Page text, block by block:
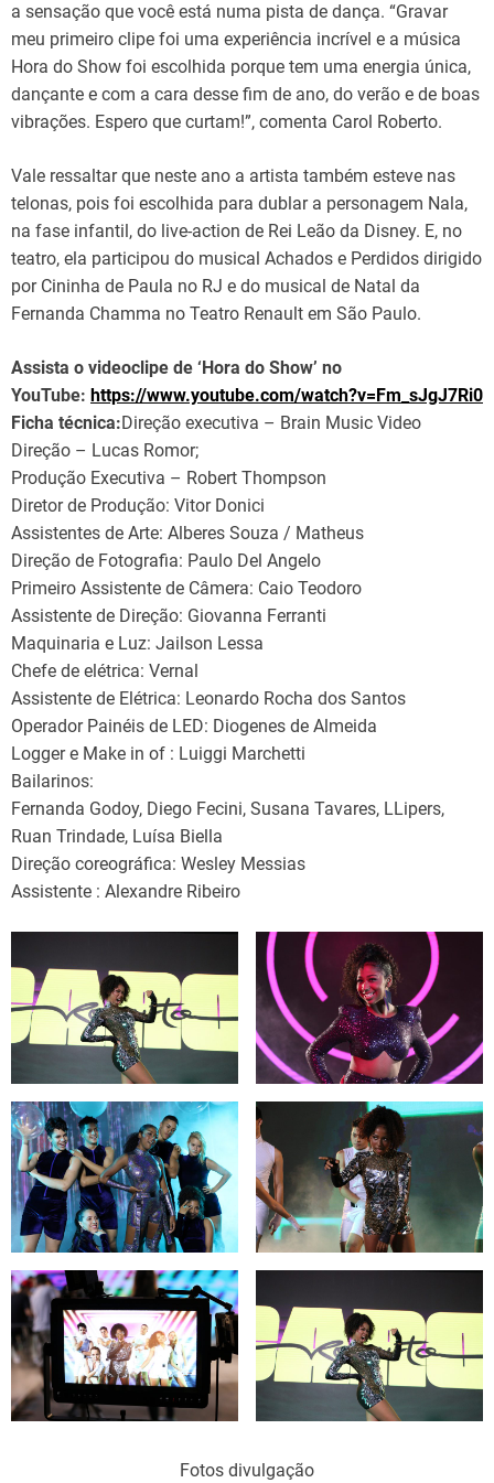
a sensação que você está numa pista de dança. “Gravar
meu primeiro clipe foi uma experiência incrível e a música
Hora do Show foi escolhida porque tem uma energia única,
dançante e com a cara desse fim de ano, do verão e de boas
vibrações. Espero que curtam!”, comenta Carol Roberto.
Vale ressaltar que neste ano a artista também esteve nas
telonas, pois foi escolhida para dublar a personagem Nala,
na fase infantil, do live-action de Rei Leão da Disney. E, no
teatro, ela participou do musical Achados e Perdidos dirigido
por Cininha de Paula no RJ e do musical de Natal da
Fernanda Chamma no Teatro Renault em São Paulo.
Assista o videoclipe de ‘Hora do Show’ no
YouTube: https://www.youtube.com/watch?v=Fm_sJgJ7Ri0
Ficha técnica:Direção executiva – Brain Music Video
Direção – Lucas Romor;
Produção Executiva – Robert Thompson
Diretor de Produção: Vitor Donici
Assistentes de Arte: Alberes Souza / Matheus
Direção de Fotografia: Paulo Del Angelo
Primeiro Assistente de Câmera: Caio Teodoro
Assistente de Direção: Giovanna Ferranti
Maquinaria e Luz: Jailson Lessa
Chefe de elétrica: Vernal
Assistente de Elétrica: Leonardo Rocha dos Santos
Operador Painéis de LED: Diogenes de Almeida
Logger e Make in of : Luiggi Marchetti
Bailarinos:
Fernanda Godoy, Diego Fecini, Susana Tavares, LLipers,
Ruan Trindade, Luísa Biella
Direção coreográfica: Wesley Messias
Assistente : Alexandre Ribeiro
Fotos divulgação